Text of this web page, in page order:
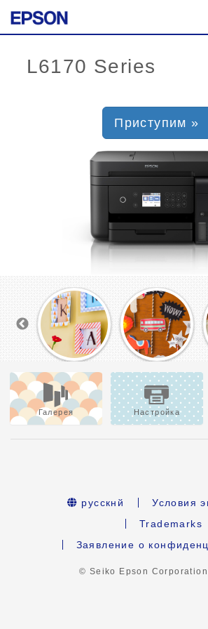
Приступим »
Галерея Настройка
русскнй
Условия
Trademarks
Заявление о
© Seiko Epson